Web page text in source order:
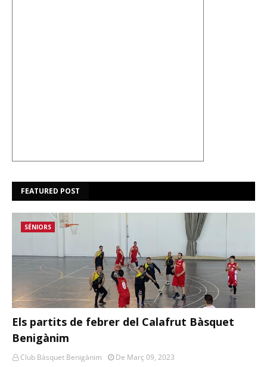
FEATURED POST
SÉNIORS
Els partits de febrer del Calafrut Bàsquet
Benigànim
Club Bàsquet Benigànim
De Març 09, 2023